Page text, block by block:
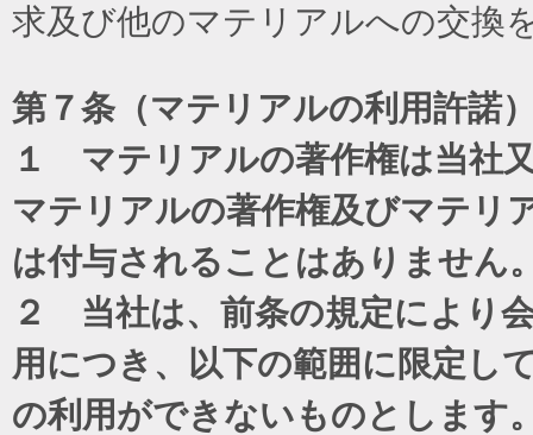
求及び他のマテリアルへの交換
第７条（マテリアルの利用許諾
１ マテリアルの著作権は当社
マテリアルの著作権及びマテリ
は付与されることはありません
２ 当社は、前条の規定により
用につき、以下の範囲に限定し
の利用ができないものとします